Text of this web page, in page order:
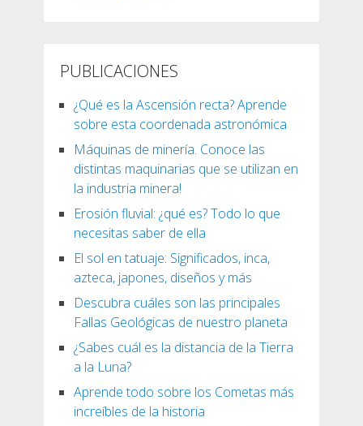
PUBLICACIONES
¿Qué es la Ascensión recta? Aprende
sobre esta coordenada astronómica
Máquinas de minería. Conoce las
distintas maquinarias que se utilizan en
la industria minera!
Erosión fluvial: ¿qué es? Todo lo que
necesitas saber de ella
El sol en tatuaje: Significados, inca,
azteca, japones, diseños y más
Descubra cuáles son las principales
Fallas Geológicas de nuestro planeta
¿Sabes cuál es la distancia de la Tierra
a la Luna?
Aprende todo sobre los Cometas más
increíbles de la historia